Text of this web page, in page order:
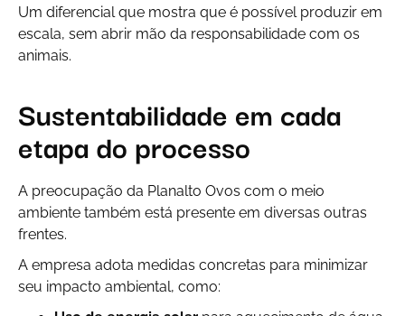
Um diferencial que mostra que é possível produzir em
escala, sem abrir mão da responsabilidade com os
animais.
Sustentabilidade em cada
etapa do processo
A preocupação da Planalto Ovos com o meio
ambiente também está presente em diversas outras
frentes.
A empresa adota medidas concretas para minimizar
seu impacto ambiental, como: